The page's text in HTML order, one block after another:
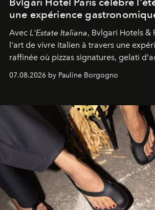
une expérience
Avec L'Estate Italiana, Bvlgari Hotels &
l'art de vivre italien à travers une
raffinée où pizzas signatures, gelati
d'exception composent un véritable
07.08.2026 by Pauline Borgogno